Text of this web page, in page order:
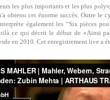
les plus importants et les plus
obtenu cet énorme succès. Outre
également les “Six pièces
ce qui décrit le début de «Ainsi
en 2010. Cet enregistrement live